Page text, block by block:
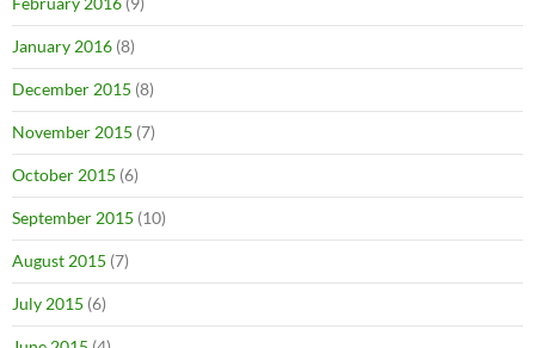
January 2016 (8)
December 2015 (8)
November 2015 (7)
October 2015 (6)
September 2015 (10)
August 2015 (7)
July 2015 (6)